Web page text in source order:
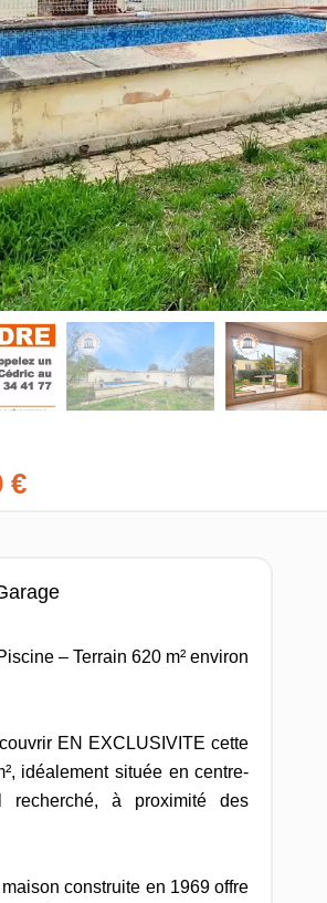
€
– Terrain 620 m² environ
EN EXCLUSIVITE cette
idéalement située en centre-
à proximité des
construite en 1969 offre